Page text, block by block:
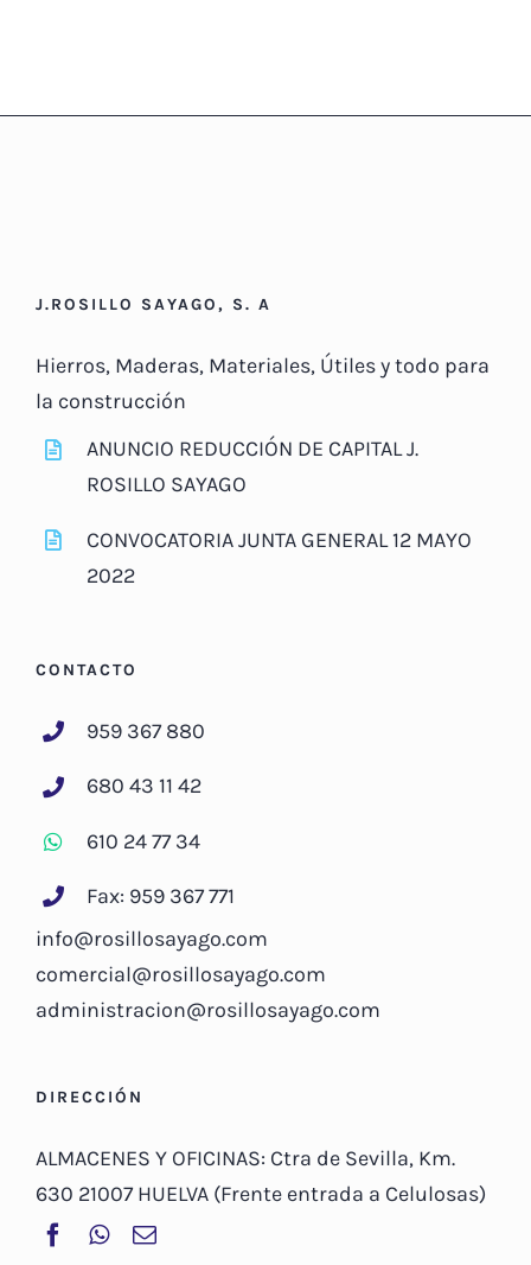
J.ROSILLO SAYAGO, S. A
Hierros, Maderas, Materiales, Útiles y todo para
la construcción
ANUNCIO REDUCCIÓN DE CAPITAL J.
ROSILLO SAYAGO
CONVOCATORIA JUNTA GENERAL 12 MAYO
2022
CONTACTO
959 367 880
680 43 11 42
610 24 77 34
Fax: 959 367 771
info@rosillosayago.com
comercial@rosillosayago.com
administracion@rosillosayago.com
DIRECCIÓN
ALMACENES Y OFICINAS: Ctra de Sevilla, Km.
630 21007 HUELVA (Frente entrada a Celulosas)